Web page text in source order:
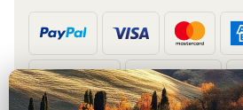
Prépaiement